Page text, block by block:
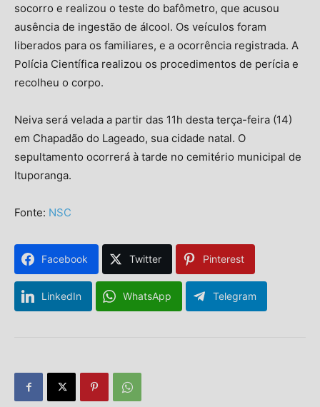
socorro e realizou o teste do bafômetro, que acusou
ausência de ingestão de álcool. Os veículos foram
liberados para os familiares, e a ocorrência registrada. A
Polícia Científica realizou os procedimentos de perícia e
recolheu o corpo.
Neiva será velada a partir das 11h desta terça-feira (14)
em Chapadão do Lageado, sua cidade natal. O
sepultamento ocorrerá à tarde no cemitério municipal de
Ituporanga.
Fonte: NSC
Facebook Twitter Pinterest
LinkedIn WhatsApp Telegram